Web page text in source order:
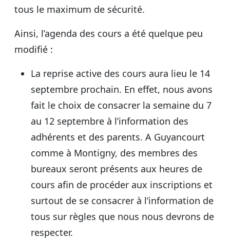
tous le maximum de sécurité.
Ainsi, l’agenda des cours a été quelque peu
modifié :
La reprise active des cours aura lieu le 14
septembre prochain. En effet, nous avons
fait le choix de consacrer la semaine du 7
au 12 septembre à l’information des
adhérents et des parents. A Guyancourt
comme à Montigny, des membres des
bureaux seront présents aux heures de
cours afin de procéder aux inscriptions et
surtout de se consacrer à l’information de
tous sur règles que nous nous devrons de
respecter.